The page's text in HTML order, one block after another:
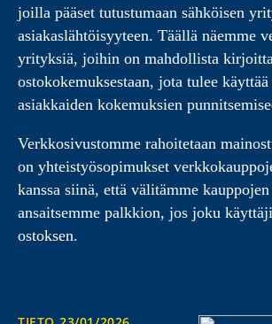
joilla pääset tutustumaan sähköisen
asiakaslähtöisyyteen. Täällä näemme
yrityksiä, joihin on mahdollista
ostokokemuksestaan, jota tulee
asiakkaiden kokemuksien
Verkkosivustomme rahoitetaan
on yhteistyösopimukset
kanssa siinä, että välitämme
ansaitsemme palkkion, jos joku
ostoksen.